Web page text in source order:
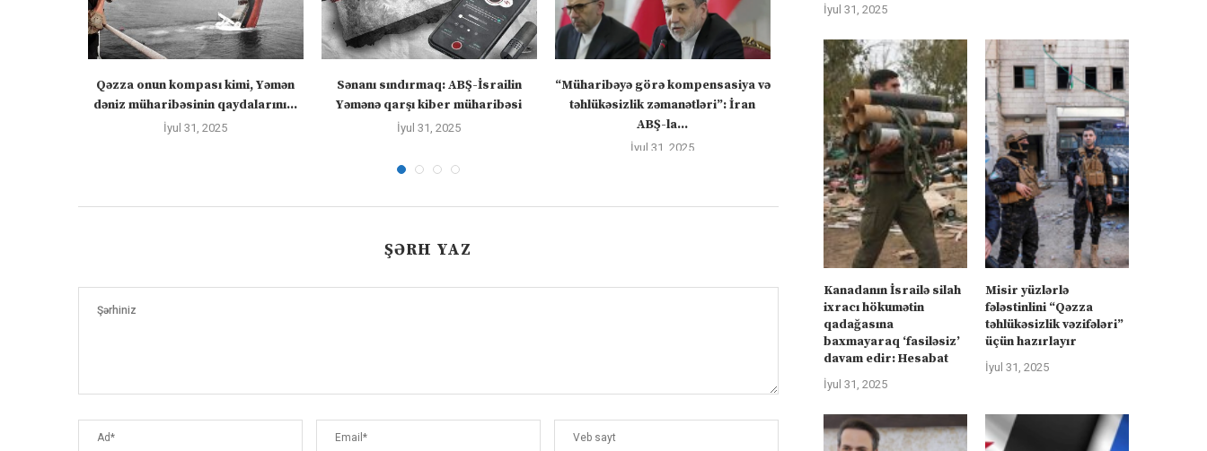
Qəzza onun kompası kimi, Yəmən
dəniz müharibəsinin qaydalarını...
İyul 31, 2025
Sənanı sındırmaq: ABŞ-İsrailin
Yəmənə qarşı kiber müharibəsi
İyul 31, 2025
“Müharibəyə görə kompensasiya və
təhlükəsizlik zəmanətləri”: İran
ABŞ-la...
İyul 31, 2025
İsrail “Gideonun Arabaları”
əməliyyatı zəiflədikcə şimal
Qəzzadan qoşunlarını...
İyul 31, 2025
Kanadanın İsrailə silah
hökumətin qadağasına
‘fasiləsiz’...
İyul 31, 2025
ŞƏRH YAZ
İyul 31, 2025
Kanadanın İsrailə silah
ixracı hökumətin
qadağasına
baxmayaraq ‘fasiləsiz’
davam edir: Hesabat
İyul 31, 2025
Misir yüzlərlə
fələstinlini “Qəzza
təhlükəsizlik vəzifələri”
üçün hazırlayır
İyul 31, 2025